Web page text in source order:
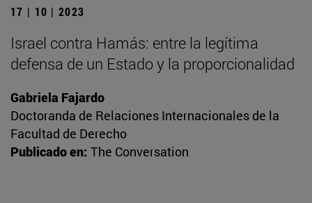
17 | 10 | 2023
Israel contra Hamás: entre la legítima
defensa de un Estado y la proporcionalidad
Gabriela Fajardo
Doctoranda de Relaciones Internacionales de la
Facultad de Derecho
Publicado en: The Conversation